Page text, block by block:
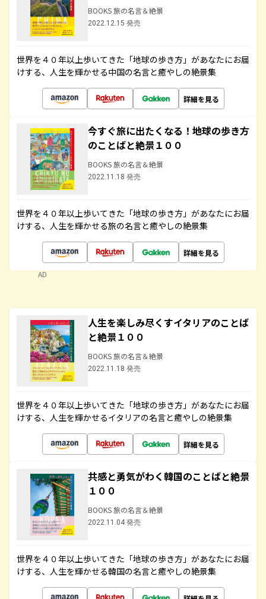
BOOKS 旅の名言＆絶景
2022.12.15 発売
世界を４０年以上歩いてきた「地球の歩き方」があなたにお届
けする、人生を輝かせる中国の名言と癒やしの絶景集
詳細を見る
今すぐ旅に出たくなる！地球の歩き方
のことばと絶景１００
BOOKS 旅の名言＆絶景
2022.11.18 発売
世界を４０年以上歩いてきた「地球の歩き方」があなたにお届
けする、人生を輝かせる旅の名言と癒やしの絶景集
詳細を見る
AD
人生を楽しみ尽くすイタリアのことば
と絶景１００
BOOKS 旅の名言＆絶景
2022.11.18 発売
世界を４０年以上歩いてきた「地球の歩き方」があなたにお届
けする、人生を輝かせるイタリアの名言と癒やしの絶景集
詳細を見る
共感と勇気がわく韓国のことばと絶景
１００
BOOKS 旅の名言＆絶景
2022.11.04 発売
世界を４０年以上歩いてきた「地球の歩き方」があなたにお届
けする、人生を輝かせる韓国の名言と癒やしの絶景集